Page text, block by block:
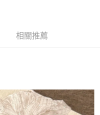
儲值。
帳。
相關推薦